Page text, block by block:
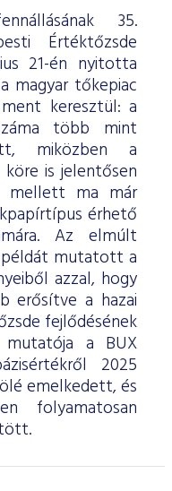
35.
Értéktőzsde
21-én nyitotta
magyar tőkepiac
keresztül: a
több mint
miközben a
is jelentősen
mellett ma már
érhető
Az elmúlt
példát mutatott a
azzal, hogy
erősítve a hazai
fejlődésének
mutatója a BUX
2025
emelkedett, és
folyamatosan